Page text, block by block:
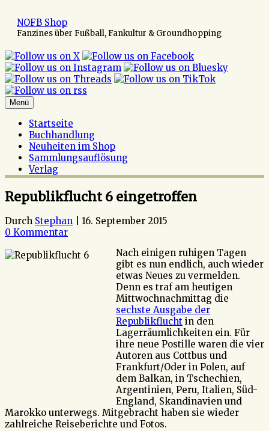
Inhalt
springen
NOFB Shop
Fanzines über Fußball, Fankultur & Groundhopping
Menü
Startseite
Buchhandlung
Neuheiten im Shop
Sammlungsauflösung
Verlag
Republikflucht 6 eingetroffen
Durch Stephan
16. September 2015
0 Kommentar
Nach einigen ruhigen Tagen
gibt es nun endlich, auch wieder
etwas Neues zu vermelden.
Denn es traf am heutigen
Mittwochnachmittag die
sechste Ausgabe der
Republikflucht in den
Lagerräumlichkeiten ein. Für
ihre neue Postille waren die vier
Autoren aus Cottbus und
Frankfurt/Oder in Polen, auf
dem Balkan, in Tschechien,
Argentinien, Peru, Italien, Süd-
England, Skandinavien und
Marokko unterwegs. Mitgebracht haben sie wieder
zahlreiche Reiseberichte und Fotos.